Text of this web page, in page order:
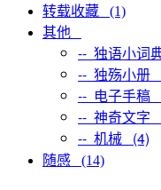
转载收藏 (1)
其他
-- 独语小词
-- 独殇小册
-- 电子手稿
-- 神奇文字
-- 机械 (4)
随感 (14)